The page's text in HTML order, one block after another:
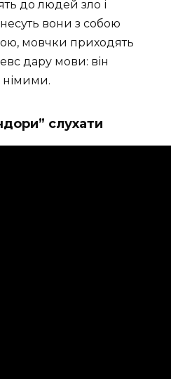
до людей зло і
вони з собою
мовчки приходять
дару мови: він
німими.
слухати